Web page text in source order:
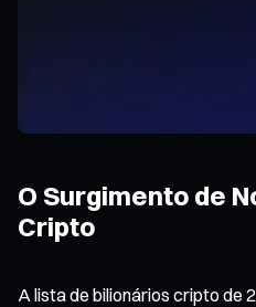
O Surgimento de
Cripto
A lista de bilionários cripto de